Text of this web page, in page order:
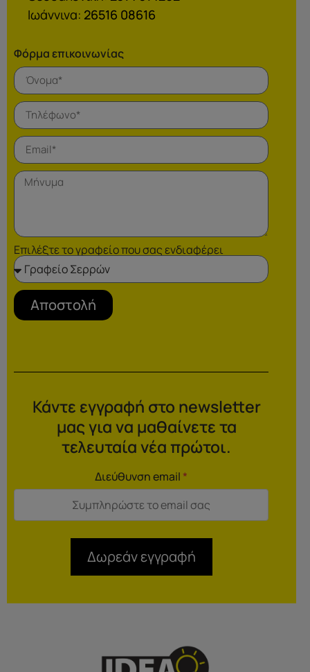
Ιωάννινα: 26516 08616
Φόρμα επικοινωνίας
Επιλέξτε το γραφείο που σας ενδιαφέρει
Αποστολή
Κάντε εγγραφή στο newsletter
μας για να μαθαίνετε τα
τελευταία νέα πρώτοι.
Διεύθυνση email*
Δωρεάν εγγραφή